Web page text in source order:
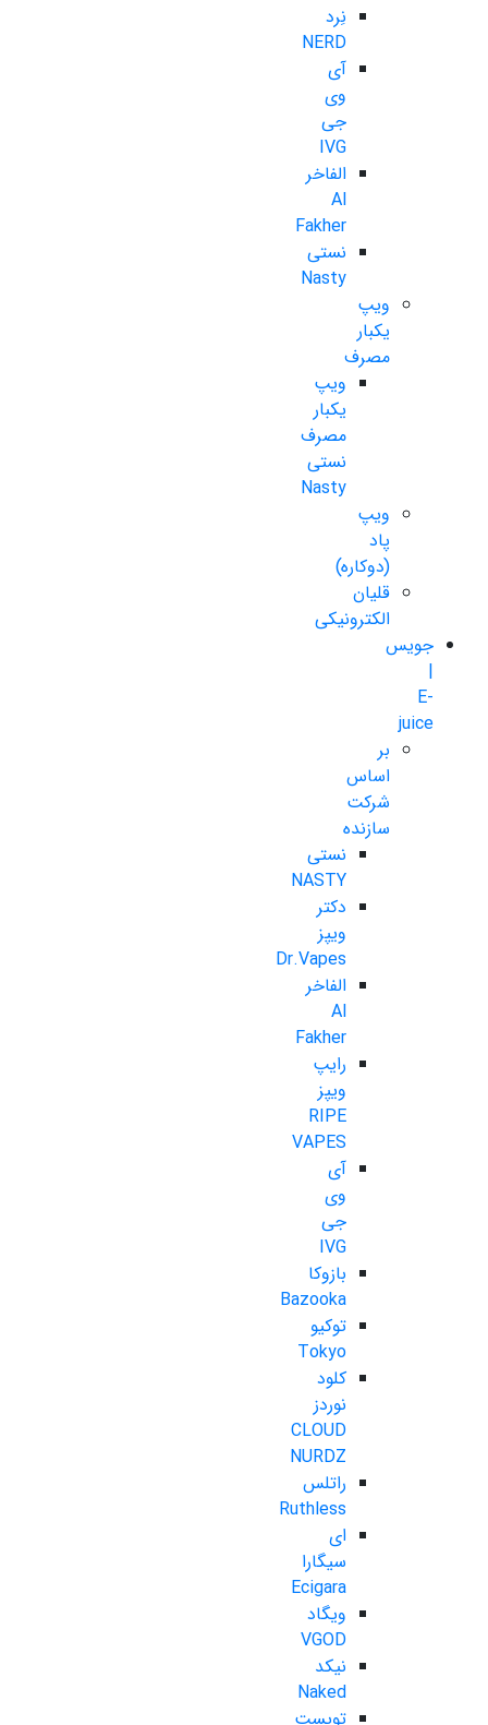
نِرد
NERD
آی
وی
جی
IVG
الفاخر
Al
Fakher
نستی
Nasty
ویپ
یکبار
مصرف
ویپ
یکبار
مصرف
نستی
Nasty
ویپ
پاد
(دوکاره)
قلیان
الکترونیکی
جویس
|
E-
juice
بر
اساس
شرکت
سازنده
نستی
NASTY
دکتر
ویپز
Dr.Vapes
الفاخر
Al
Fakher
رایپ
ویپز
RIPE
VAPES
آی
وی
جی
IVG
بازوکا
Bazooka
توکیو
Tokyo
کلود
نوردز
CLOUD
NURDZ
راتلس
Ruthless
ای
سیگارا
Ecigara
ویگاد
VGOD
نیکد
Naked
تویست